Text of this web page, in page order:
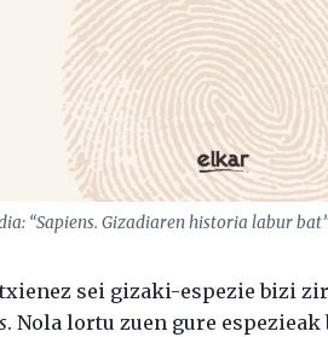
“Sapiens. Gizadiaren historia labur
sei gizaki-espezie bizi
. Nola lortu zuen gure